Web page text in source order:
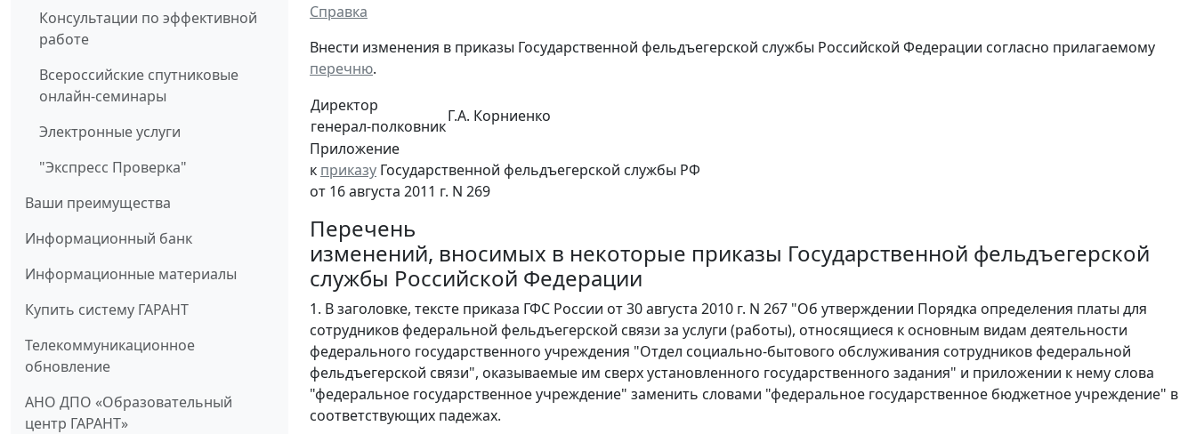
Консультации по эффективной
работе
Всероссийские спутниковые
онлайн-семинары
Электронные услуги
"Экспресс Проверка"
Ваши преимущества
Информационный банк
Информационные материалы
Купить систему ГАРАНТ
Телекоммуникационное
обновление
АНО ДПО «Образовательный
центр ГАРАНТ»
Справка
Внести изменения в приказы Государственной фельдъегерской службы Российской Федерации согласно прилагаемому
перечню.
Директор
генерал-полковник
Г.А. Корниенко
Приложение
к приказу Государственной фельдъегерской службы РФ
от 16 августа 2011 г. N 269
Перечень
изменений, вносимых в некоторые приказы Государственной фельдъегерской
службы Российской Федерации
1. В заголовке, тексте приказа ГФС России от 30 августа 2010 г. N 267 "Об утверждении Порядка определения платы для
сотрудников федеральной фельдъегерской связи за услуги (работы), относящиеся к основным видам деятельности
федерального государственного учреждения "Отдел социально-бытового обслуживания сотрудников федеральной
фельдъегерской связи", оказываемые им сверх установленного государственного задания" и приложении к нему слова
"федеральное государственное учреждение" заменить словами "федеральное государственное бюджетное учреждение" в
соответствующих падежах.